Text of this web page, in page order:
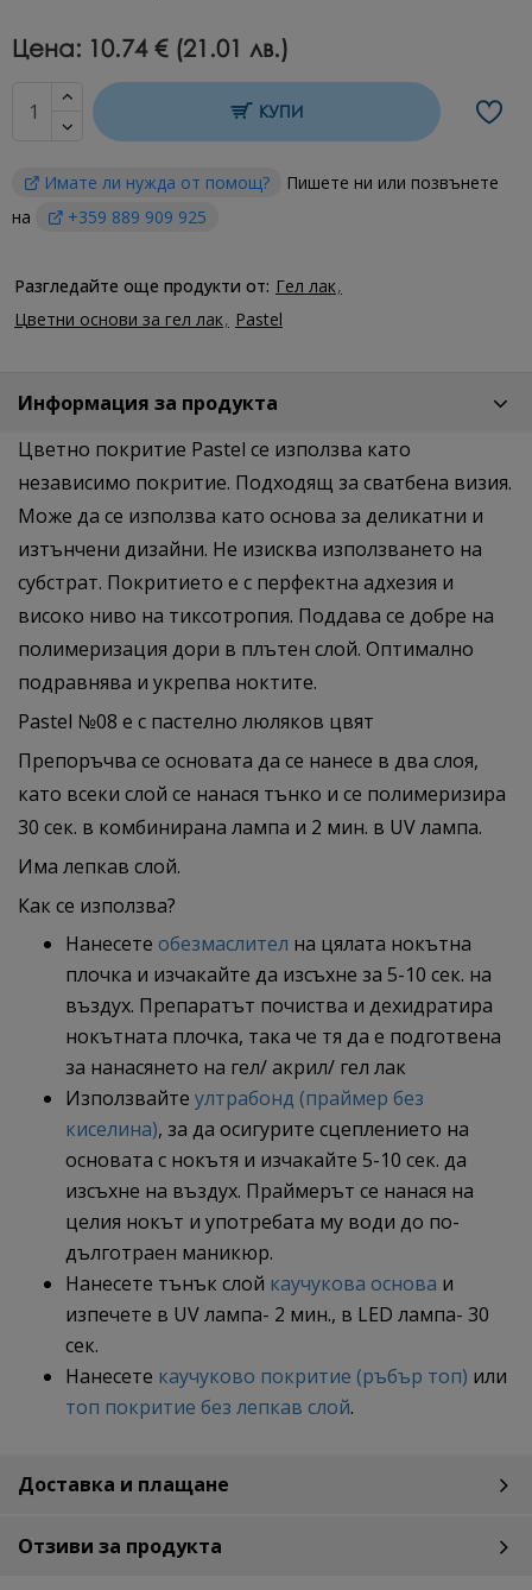
Цена: 10.74 € (21.01 лв.)
КУПИ
Имате ли нужда от помощ?
Пишете ни или позвънете
на
+359 889 909 925
Разгледайте още продукти от: Гел лак
Цветни основи за гел лак
Pastel
Информация за продукта
Цветно покритие Pastel се използва като
независимо покритие. Подходящ за сватбена визия.
Може да се използва като основа за деликатни и
изтънчени дизайни. Не изисква използването на
субстрат. Покритието е с перфектна адхезия и
високо ниво на тиксотропия. Поддава се добре на
полимеризация дори в плътен слой. Оптимално
подравнява и укрепва ноктите.
Pastel №08 е с пастелно люляков цвят
Препоръчва се основата да се нанесе в два слоя,
като всеки слой се нанася тънко и се полимеризира
30 сек. в комбинирана лампа и 2 мин. в UV лампа.
Има лепкав слой.
Как се използва?
Нанесете обезмаслител на цялата нокътна
плочка и изчакайте да изсъхне за 5-10 сек. на
въздух. Препаратът почиства и дехидратира
нокътната плочка, така че тя да е подготвена
за нанасянето на гел/ акрил/ гел лак
Използвайте ултрабонд (праймер без
киселина), за да осигурите сцеплението на
основата с нокътя и изчакайте 5-10 сек. да
изсъхне на въздух. Праймерът се нанася на
целия нокът и употребата му води до по-
дълготраен маникюр.
Нанесете тънък слой каучукова основа и
изпечете в UV лампа- 2 мин., в LED лампа- 30
сек.
Нанесете каучуково покритие (ръбър топ) или
топ покритие без лепкав слой.
Доставка и плащане
Отзиви за продукта